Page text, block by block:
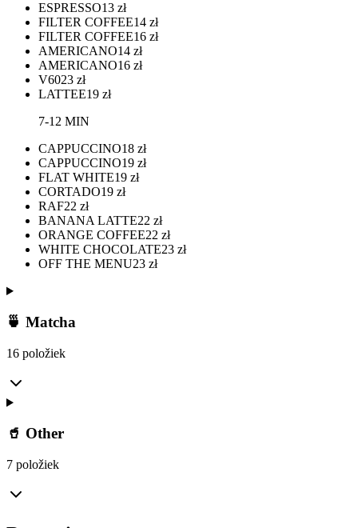
ESPRESSO13 zł
FILTER COFFEE14 zł
FILTER COFFEE16 zł
AMERICANO14 zł
AMERICANO16 zł
V6023 zł
LATTEE19 zł
7-12 MIN
CAPPUCCINO18 zł
CAPPUCCINO19 zł
FLAT WHITE19 zł
CORTADO19 zł
RAF22 zł
BANANA LATTE22 zł
ORANGE COFFEE22 zł
WHITE CHOCOLATE23 zł
OFF THE MENU23 zł
🍵 Matcha
16 položiek
🥤 Other
7 položiek